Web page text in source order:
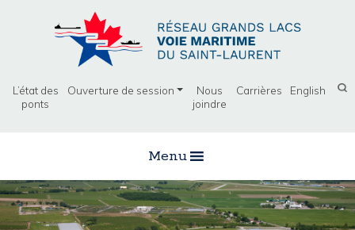
L’état des
ponts
Ouverture de session
Nous
joindre
Carrières English
Menu